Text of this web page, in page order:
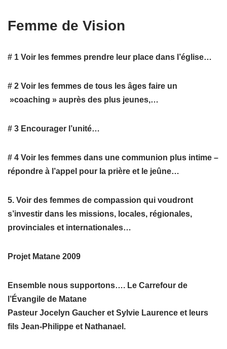
Femme de Vision
# 1 Voir les femmes prendre leur place dans l’église…
# 2 Voir les femmes de tous les âges faire un
»coaching » auprès des plus jeunes,…
# 3 Encourager l’unité…
# 4 Voir les femmes dans une communion plus intime –
répondre à l’appel pour la prière et le jeûne…
5. Voir des femmes de compassion qui voudront
s’investir dans les missions, locales, régionales,
provinciales et internationales…
Projet Matane 2009
Ensemble nous supportons…. Le Carrefour de
l’Évangile de Matane
Pasteur Jocelyn Gaucher et Sylvie Laurence et leurs
fils Jean-Philippe et Nathanael.